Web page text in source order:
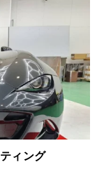
ィング